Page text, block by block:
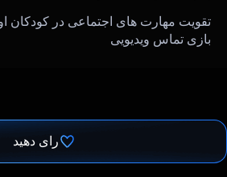
تقویت مهارت های اجتماعی در کودکان
بازی تماس ویدیویی
رای دهید